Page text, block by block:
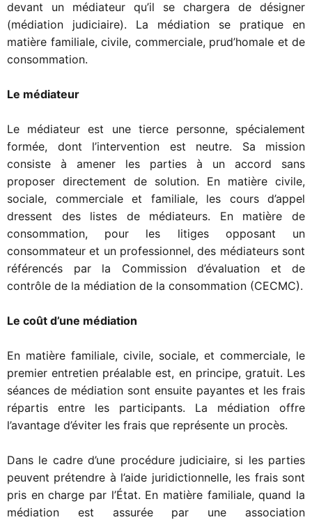
devant un médiateur qu’il se chargera de désigner
(médiation judiciaire). La médiation se pratique en
matière familiale, civile, commerciale, prud’homale et de
consommation.
Le médiateur
Le médiateur est une tierce personne, spécialement
formée, dont l’intervention est neutre. Sa mission
consiste à amener les parties à un accord sans
proposer directement de solution. En matière civile,
sociale, commerciale et familiale, les cours d’appel
dressent des listes de médiateurs. En matière de
consommation, pour les litiges opposant un
consommateur et un professionnel, des médiateurs sont
référencés par la Commission d’évaluation et de
contrôle de la médiation de la consommation (CECMC).
Le coût d’une médiation
En matière familiale, civile, sociale, et commerciale, le
premier entretien préalable est, en principe, gratuit. Les
séances de médiation sont ensuite payantes et les frais
répartis entre les participants. La médiation offre
l’avantage d’éviter les frais que représente un procès.
Dans le cadre d’une procédure judiciaire, si les parties
peuvent prétendre à l’aide juridictionnelle, les frais sont
pris en charge par l’État. En matière familiale, quand la
médiation est assurée par une association